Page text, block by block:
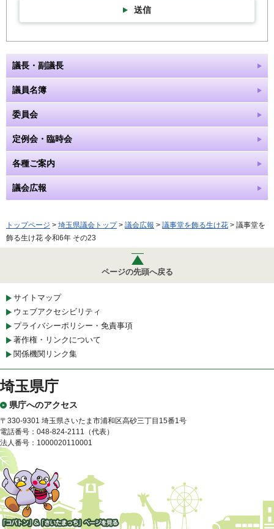
送信
議長・副議長
議員名簿
委員会
定例会・臨時会
各種ご案内
議会広報
トップページ > 埼玉県議会トップ> 議会広報 > 議事堂を飾る生け花 > 議事堂を
飾る生け花 令和6年 その23
ページの先頭へ戻る
サイトマップ
ウェブアクセシビリティ
プライバシーポリシー・免責事項
著作権・リンクについて
関係機関リンク集
埼玉県庁
県庁へのアクセス
〒330-9301 埼玉県さいたま市浦和区高砂三丁目15番1号
電話番号：048-824-2111（代表）
法人番号：1000020110001
「コバトン」&「さいたまっ